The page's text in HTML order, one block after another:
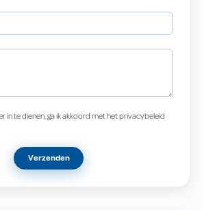
in te dienen, ga ik akkoord met het privacybeleid
Verzenden